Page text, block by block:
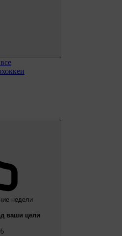
недели
ваши цели